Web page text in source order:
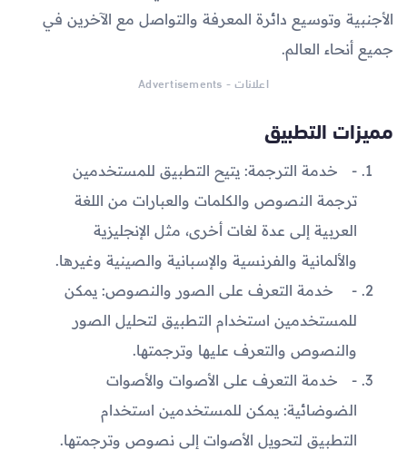
الأجنبية وتوسيع دائرة المعرفة والتواصل مع الآخرين في
جميع أنحاء العالم.
اعلانات - Advertisements
مميزات التطبيق
خدمة الترجمة: يتيح التطبيق للمستخدمين
ترجمة النصوص والكلمات والعبارات من اللغة
العربية إلى عدة لغات أخرى، مثل الإنجليزية
والألمانية والفرنسية والإسبانية والصينية وغيرها.
خدمة التعرف على الصور والنصوص: يمكن
للمستخدمين استخدام التطبيق لتحليل الصور
والنصوص والتعرف عليها وترجمتها.
خدمة التعرف على الأصوات والأصوات
الضوضائية: يمكن للمستخدمين استخدام
التطبيق لتحويل الأصوات إلى نصوص وترجمتها.